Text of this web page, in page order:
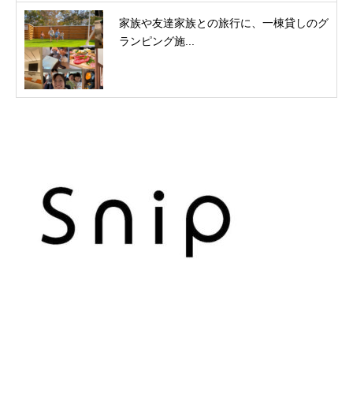
家族や友達家族との旅行に、一棟貸しのグ
ランピング施...